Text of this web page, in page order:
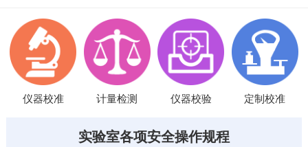
仪器校准 计量检测 仪器校验 定制校准
实验室各项安全操作规程